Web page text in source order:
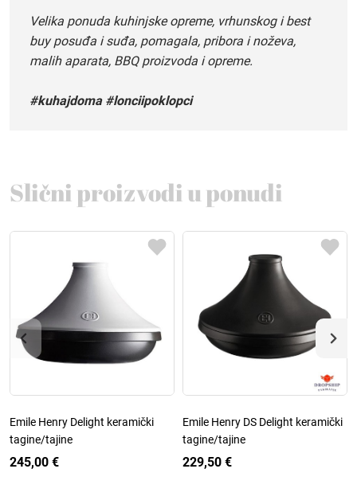
Velika ponuda kuhinjske opreme, vrhunskog i best
buy posuđa i suđa, pomagala, pribora i noževa,
malih aparata, BBQ proizvoda i opreme.
#kuhajdoma #lonciipoklopci
Slični proizvodi u ponudi
Emile Henry Delight keramički
tagine/tajine
245,00 €
Emile Henry DS Delight keramički
tagine/tajine
229,50 €